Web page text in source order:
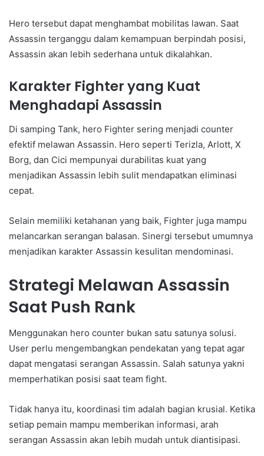
Hero tersebut dapat menghambat mobilitas lawan. Saat
Assassin terganggu dalam kemampuan berpindah posisi,
Assassin akan lebih sederhana untuk dikalahkan.
Karakter Fighter yang Kuat
Menghadapi Assassin
Di samping Tank, hero Fighter sering menjadi counter
efektif melawan Assassin. Hero seperti Terizla, Arlott, X
Borg, dan Cici mempunyai durabilitas kuat yang
menjadikan Assassin lebih sulit mendapatkan eliminasi
cepat.
Selain memiliki ketahanan yang baik, Fighter juga mampu
melancarkan serangan balasan. Sinergi tersebut umumnya
menjadikan karakter Assassin kesulitan mendominasi.
Strategi Melawan Assassin
Saat Push Rank
Menggunakan hero counter bukan satu satunya solusi.
User perlu mengembangkan pendekatan yang tepat agar
dapat mengatasi serangan Assassin. Salah satunya yakni
memperhatikan posisi saat team fight.
Tidak hanya itu, koordinasi tim adalah bagian krusial. Ketika
setiap pemain mampu memberikan informasi, arah
serangan Assassin akan lebih mudah untuk diantisipasi.